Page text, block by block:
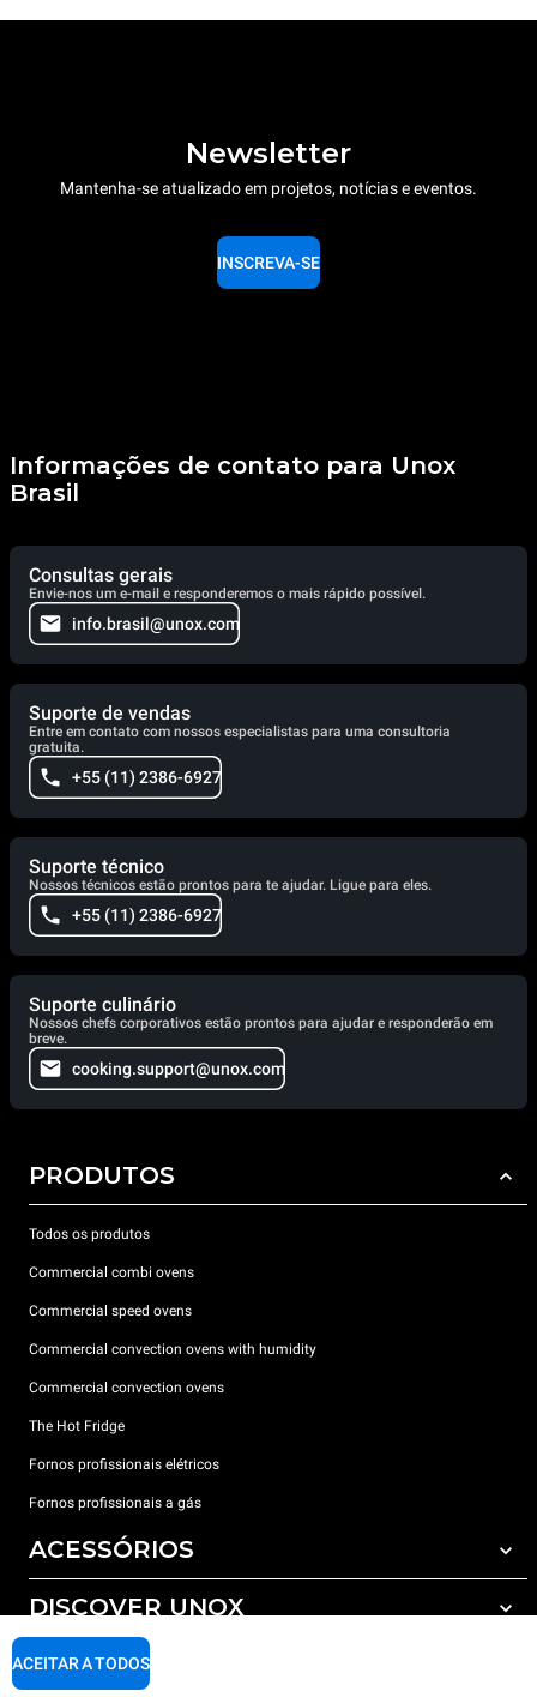
Newsletter
Mantenha-se atualizado em projetos, notícias e eventos.
INSCREVA-SE
Informações de contato para Unox
Brasil
Consultas gerais
Envie-nos um e-mail e responderemos o mais rápido possível.
info.brasil@unox.com
Suporte de vendas
Entre em contato com nossos especialistas para uma consultoria
gratuita.
+55 (11) 2386-6927
Suporte técnico
Nossos técnicos estão prontos para te ajudar. Ligue para eles.
+55 (11) 2386-6927
Suporte culinário
Nossos chefs corporativos estão prontos para ajudar e responderão em
breve.
cooking.support@unox.com
PRODUTOS
Todos os produtos
Commercial combi ovens
Commercial speed ovens
Commercial convection ovens with humidity
Commercial convection ovens
The Hot Fridge
Fornos profissionais elétricos
Fornos profissionais a gás
ACESSÓRIOS
Todos os acessórios
Detergents for automatic washing
Detergents for manual washing
DISCOVER UNOX
Os nossos escritórios no mundo
SUPPORT
ACEITAR A TODOS